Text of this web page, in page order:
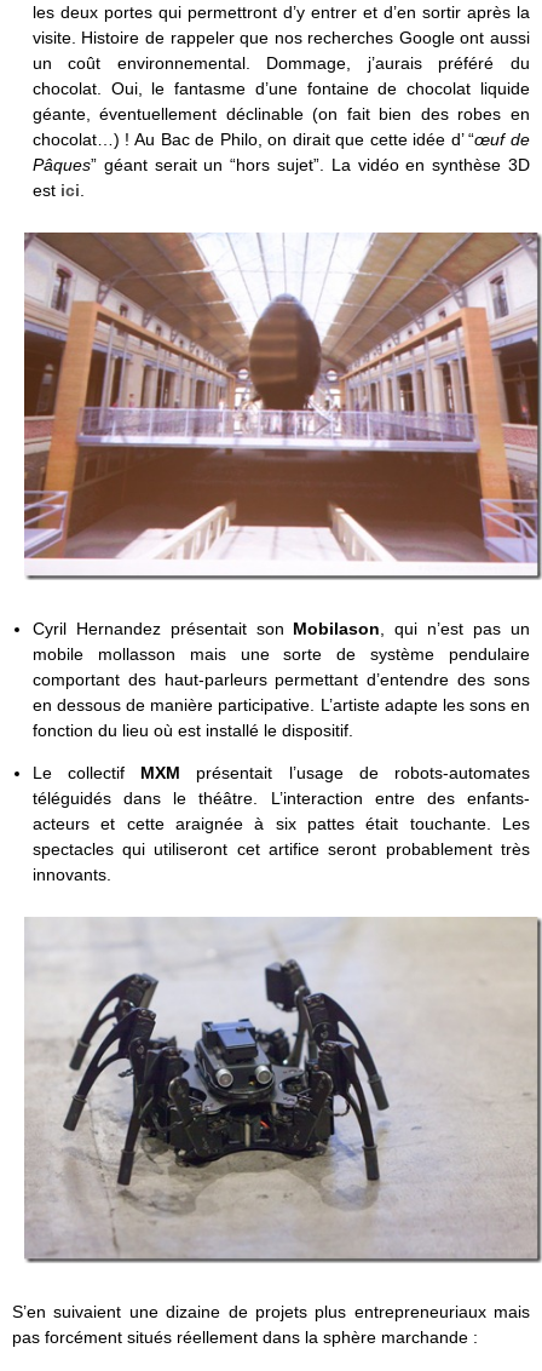
les deux portes qui permettront d’y entrer et d’en sortir après la
visite. Histoire de rappeler que nos recherches Google ont aussi
un coût environnemental. Dommage, j’aurais préféré du
chocolat. Oui, le fantasme d’une fontaine de chocolat liquide
géante, éventuellement déclinable (on fait bien des robes en
chocolat…) ! Au Bac de Philo, on dirait que cette idée d’ “œuf de
Pâques” géant serait un “hors sujet”. La vidéo en synthèse 3D
est ici
Cyril Hernandez présentait son Mobilason , qui n’est pas un
mobile mollasson mais une sorte de système pendulaire
comportant des haut-parleurs permettant d’entendre des sons
en dessous de manière participative. L’artiste adapte les sons en
fonction du lieu où est installé le dispositif.
Le collectif MXM présentait l’usage de robots-automates
téléguidés dans le théâtre. L’interaction entre des enfants-
acteurs et cette araignée à six pattes était touchante. Les
spectacles qui utiliseront cet artifice seront probablement très
innovants.
S’en suivaient une dizaine de projets plus entrepreneuriaux mais
pas forcément situés réellement dans la sphère marchande :